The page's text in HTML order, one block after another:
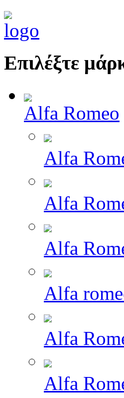
Επιλέξτε
Alfa Romeo
Alfa
Alfa
Alfa
Alfa
Alfa
Alfa